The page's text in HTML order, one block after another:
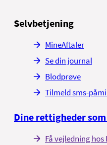
Selvbetjening
MineAftaler
Se din journal
Blodprøve
Tilmeld sms-
Dine rettigheder
Få vejledning